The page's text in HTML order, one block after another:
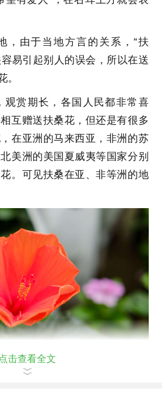
，由于当地方言的关系，“扶
容易引起别人的误会，所以在送
。
观赏期长，各国人民都非常喜
互赠送扶桑花，但还是有很多
在亚洲的马来西亚，非洲的苏
美洲的美国夏威夷等国家分别
。可见扶桑在亚、非等洲的地
点击查看全文